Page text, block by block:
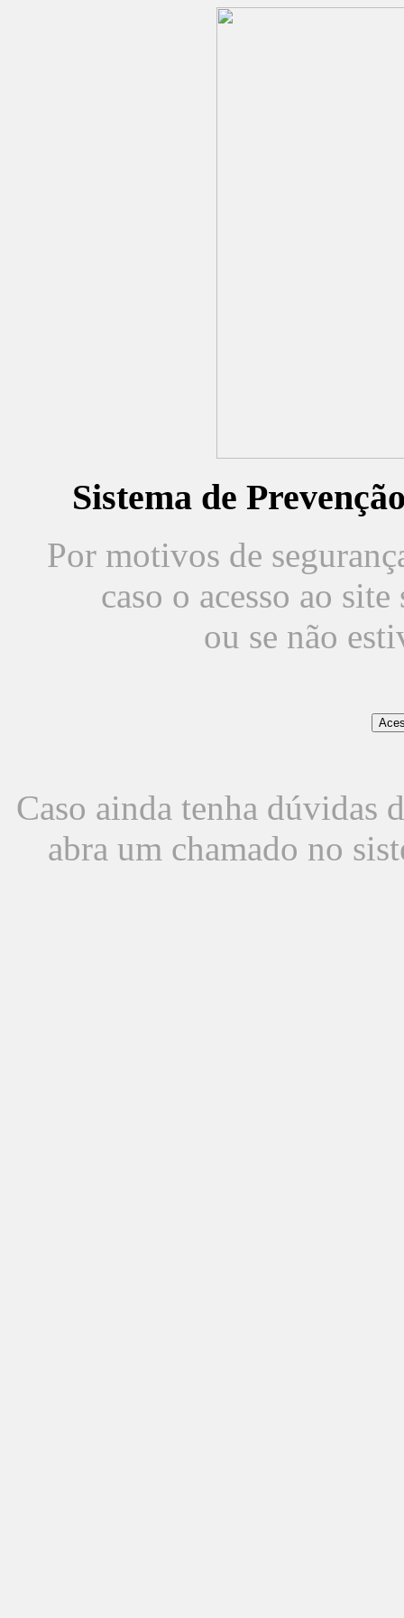
Sistema de
Por motivos de
caso o acesso ao
ou se não
Caso ainda tenha dúvidas
abra um chamado no